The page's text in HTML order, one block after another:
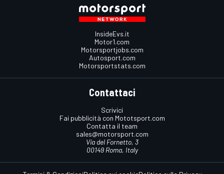
InsideEvs.it
Motor1.com
Motorsportjobs.com
Autosport.com
Motorsportstats.com
Contattaci
Scrivici
Fai pubblicità con Mototsport.com
Contatta il team
sales@motorsport.com
Via del Fornetto, 3
00149 Roma, Italy